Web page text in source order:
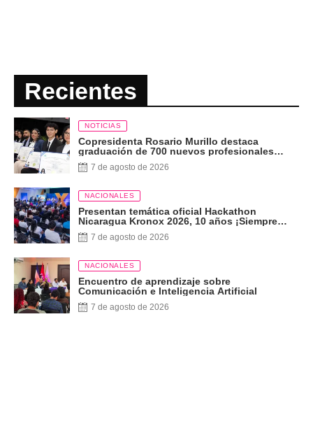
Recientes
NOTICIAS
Copresidenta Rosario Murillo destaca
graduación de 700 nuevos profesionales
Pueblo Presidente
7 de agosto de 2026
NACIONALES
Presentan temática oficial Hackathon
Nicaragua Kronox 2026, 10 años ¡Siempre
Más Allá!
7 de agosto de 2026
NACIONALES
Encuentro de aprendizaje sobre
Comunicación e Inteligencia Artificial
7 de agosto de 2026